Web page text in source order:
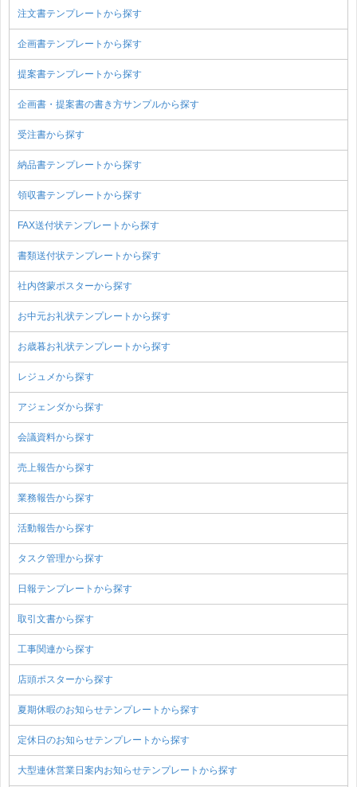
注文書テンプレートから探す
企画書テンプレートから探す
提案書テンプレートから探す
企画書・提案書の書き方サンプルから探す
受注書から探す
納品書テンプレートから探す
領収書テンプレートから探す
FAX送付状テンプレートから探す
書類送付状テンプレートから探す
社内啓蒙ポスターから探す
お中元お礼状テンプレートから探す
お歳暮お礼状テンプレートから探す
レジュメから探す
アジェンダから探す
会議資料から探す
売上報告から探す
業務報告から探す
活動報告から探す
タスク管理から探す
日報テンプレートから探す
取引文書から探す
工事関連から探す
店頭ポスターから探す
夏期休暇のお知らせテンプレートから探す
定休日のお知らせテンプレートから探す
大型連休営業日案内お知らせテンプレートから探す